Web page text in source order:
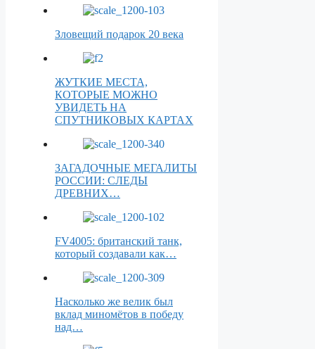
Зловещий подарок 20 века
ЖУТКИЕ МЕСТА,
КОТОРЫЕ МОЖНО
УВИДЕТЬ НА
СПУТНИКОВЫХ КАРТАХ
ЗАГАДОЧНЫЕ МЕГАЛИТЫ
РОССИИ: СЛЕДЫ
ДРЕВНИХ…
FV4005: британский танк,
который создавали как…
Насколько же велик был
вклад миномётов в победу
над…